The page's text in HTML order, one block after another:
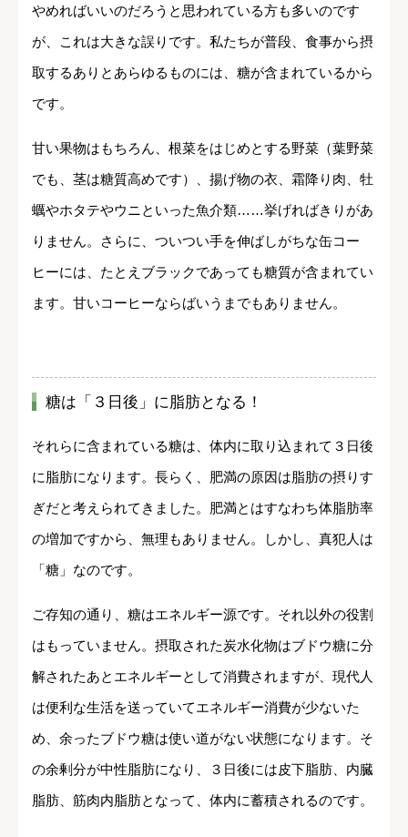
やめればいいのだろうと思われている方も多いのです
が、これは大きな誤りです。私たちが普段、食事から摂
取するありとあらゆるものには、糖が含まれているから
です。
甘い果物はもちろん、根菜をはじめとする野菜（葉野菜
でも、茎は糖質高めです）、揚げ物の衣、霜降り肉、牡
蠣やホタテやウニといった魚介類……挙げればきりがあ
りません。さらに、ついつい手を伸ばしがちな缶コー
ヒーには、たとえブラックであっても糖質が含まれてい
ます。甘いコーヒーならばいうまでもありません。
糖は「３日後」に脂肪となる！
それらに含まれている糖は、体内に取り込まれて３日後
に脂肪になります。長らく、肥満の原因は脂肪の摂りす
ぎだと考えられてきました。肥満とはすなわち体脂肪率
の増加ですから、無理もありません。しかし、真犯人は
「糖」なのです。
ご存知の通り、糖はエネルギー源です。それ以外の役割
はもっていません。摂取された炭水化物はブドウ糖に分
解されたあとエネルギーとして消費されますが、現代人
は便利な生活を送っていてエネルギー消費が少ないた
め、余ったブドウ糖は使い道がない状態になります。そ
の余剰分が中性脂肪になり、３日後には皮下脂肪、内臓
脂肪、筋肉内脂肪となって、体内に蓄積されるのです。